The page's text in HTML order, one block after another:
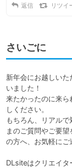
返信 リツイ
さいごに
新年会にお越しい
いました！
来たかったのに来
しください。
もちろん、リアル
まのご質問やご要
の方へ、お気軽にご
DLsiteはクリエイタ